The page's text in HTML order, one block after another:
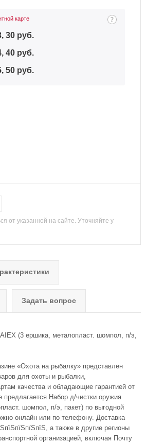
карте
30 руб.
40 руб.
50 руб.
от указанной на сайте. Уточняйте у
Задать вопрос
(3 ершика, металопласт. шомпол, п/э,
«Охота на рыбалку» представлен
для охоты и рыбалки,
качества и обладающие гарантией от
предлагается Набор д/чистки оружия
шомпол, п/э, пакет) по выгодной
онлайн или по телефону. Доставка
а также в другие регионы
организацией, включая Почту